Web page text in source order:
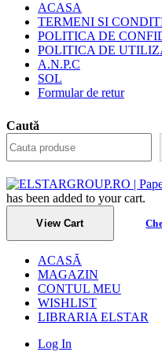
ACASA
TERMENI SI
POLITICA DE
POLITICA DE
A.N.P.C
SOL
Formular de retur
Caută
has been added to your cart.
View Cart
ACASĂ
MAGAZIN
CONTUL MEU
WISHLIST
LIBRARIA ELSTAR
Log In